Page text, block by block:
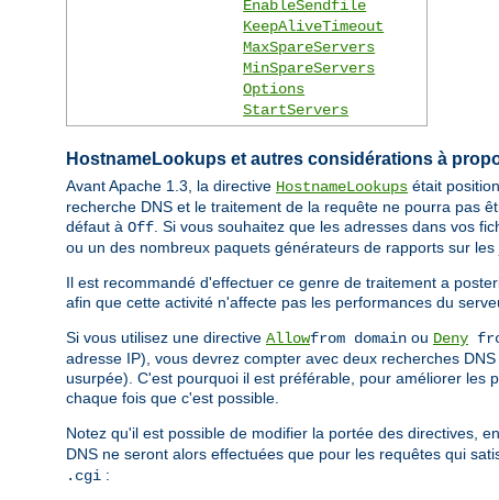
EnableSendfile
KeepAliveTimeout
MaxSpareServers
MinSpareServers
Options
StartServers
HostnameLookups et autres considérations à
Avant Apache 1.3, la directive HostnameLookups était
recherche DNS et le traitement de la requête ne pourra pas
défaut à Off. Si vous souhaitez que les adresses dans vos
ou un des nombreux paquets générateurs de rapports sur
Il est recommandé d'effectuer ce genre de traitement a
afin que cette activité n'affecte pas les performances du
Si vous utilisez une directive Allowfrom domain ou Deny
adresse IP), vous devrez compter avec deux recherches
usurpée). C'est pourquoi il est préférable, pour améliorer les
chaque fois que c'est possible.
Notez qu'il est possible de modifier la portée des directives,
DNS ne seront alors effectuées que pour les requêtes qui
.cgi :